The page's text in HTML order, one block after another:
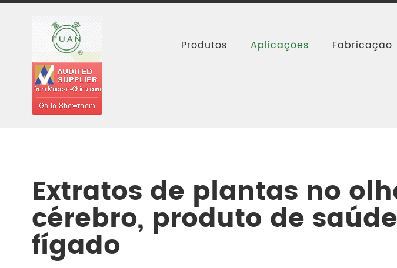
Produtos
Aplicações Fabricação
Casa
Aplicações
Extratos de plantas no
cérebro, produto de
fígado